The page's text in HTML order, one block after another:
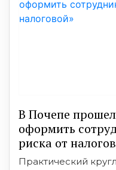
В Почепе
оформить
риска от
Практический